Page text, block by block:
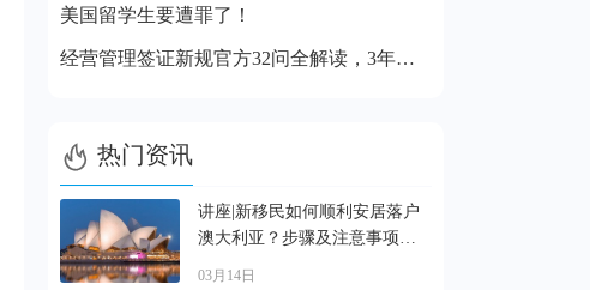
美国留学生要遭罪了！
经营管理签证新规官方32问全解读，3年缓冲期口径明确了
 热门资讯
讲座|新移民如何顺利安居落户
澳大利亚？步骤及注意事项解
03月14日